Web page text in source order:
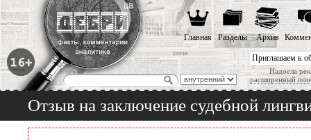
Приглашаем к
Надоела
расширенный
Главная Разделы Архив
Отзыв на заключение судебной